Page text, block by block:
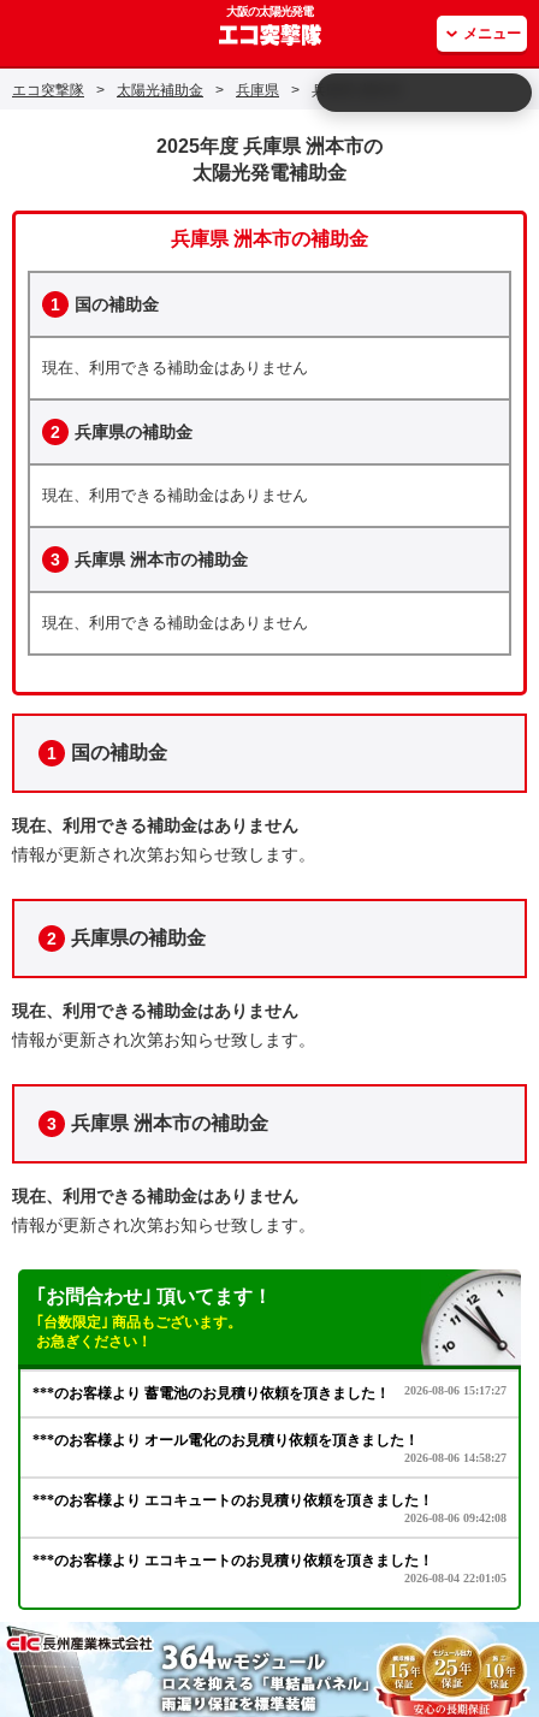
大阪の太陽光発電
メニュー
エコ突撃隊 > 太陽光補助金 > 兵庫県 > 兵庫県 洲本市
2025年度 兵庫県 洲本市の
太陽光発電補助金
兵庫県 洲本市の補助金
1 国の補助金
現在、利用できる補助金はありません
2 兵庫県の補助金
現在、利用できる補助金はありません
3 兵庫県 洲本市の補助金
現在、利用できる補助金はありません
1 国の補助金
現在、利用できる補助金はありません
情報が更新され次第お知らせ致します。
2 兵庫県の補助金
現在、利用できる補助金はありません
情報が更新され次第お知らせ致します。
3 兵庫県 洲本市の補助金
現在、利用できる補助金はありません
情報が更新され次第お知らせ致します。
｢お問合わせ｣ 頂いてます！
｢台数限定｣ 商品もございます。
お急ぎください！